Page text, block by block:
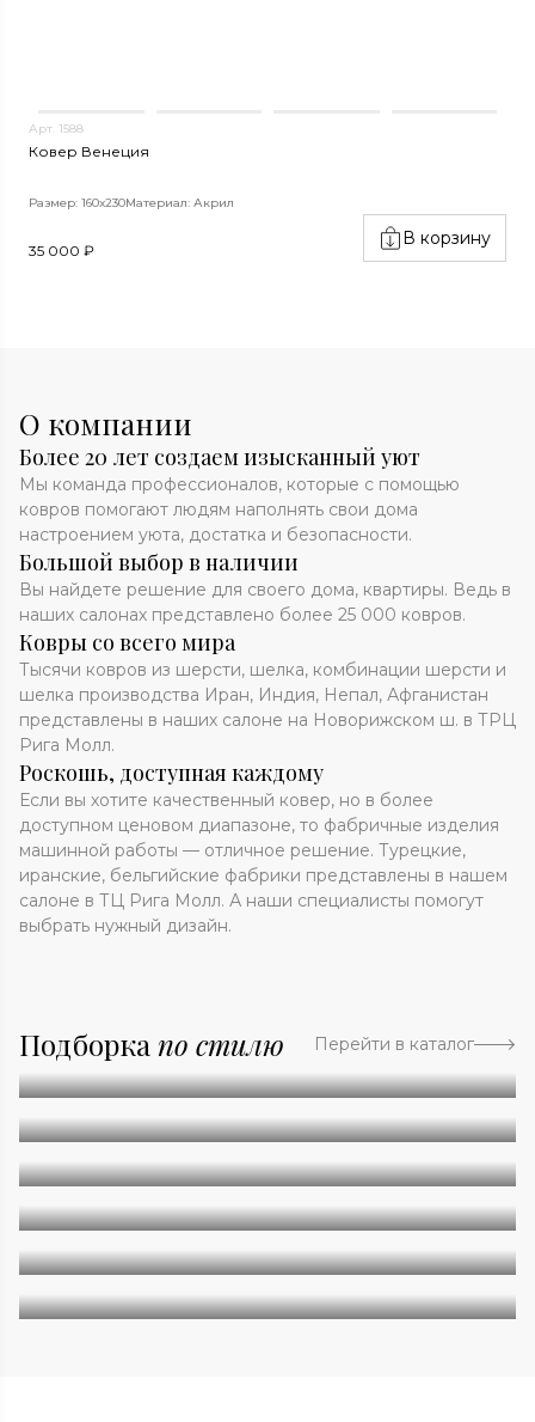
Арт. 1588
Ковер Венеция
Размер: 160х230Материал: Акрил
35 000 ₽
В корзину
О компании
Более 20 лет создаем изысканный уют
Мы команда профессионалов, которые с помощью
ковров помогают людям наполнять свои дома
настроением уюта, достатка и безопасности.
Большой выбор в наличии
Вы найдете решение для своего дома, квартиры. Ведь в
наших салонах представлено более 25 000 ковров.
Ковры со всего мира
Тысячи ковров из шерсти, шелка, комбинации шерсти и
шелка производства Иран, Индия, Непал, Афганистан
представлены в наших салоне на Новорижском ш. в ТРЦ
Рига Молл.
Роскошь, доступная каждому
Если вы хотите качественный ковер, но в более
доступном ценовом диапазоне, то фабричные изделия
машинной работы — отличное решение. Турецкие,
иранские, бельгийские фабрики представлены в нашем
салоне в ТЦ Рига Молл. А наши специалисты помогут
выбрать нужный дизайн.
Подборка по стилю Перейти в каталог
Абстракция
Однотонные
Геометрия
Классические
Современные
Дизайнерские